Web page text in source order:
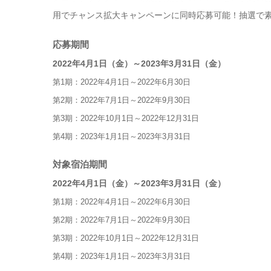
用でチャンス拡大キャンペーンに同時応募可能！抽選で
応募期間
2022年4月1日（金）～2023年3月31日（金）
第1期：2022年4月1日～2022年6月30日
第2期：2022年7月1日～2022年9月30日
第3期：2022年10月1日～2022年12月31日
第4期：2023年1月1日～2023年3月31日
対象宿泊期間
2022年4月1日（金）～2023年3月31日（金）
第1期：2022年4月1日～2022年6月30日
第2期：2022年7月1日～2022年9月30日
第3期：2022年10月1日～2022年12月31日
第4期：2023年1月1日～2023年3月31日